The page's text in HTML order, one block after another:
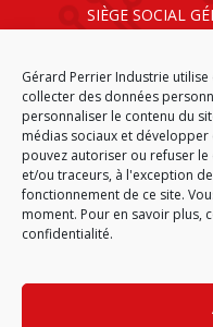
Gérard Perrier Industrie
collecter des données
personnaliser le contenu du
médias sociaux et
pouvez autoriser ou refuser
et/ou traceurs, à l'exception
fonctionnement de ce site.
moment. Pour en savoir plus,
confidentialité.
SIÈGE SOCIAL
69125 LYON
ACCUEIL CGA
DONNÉES